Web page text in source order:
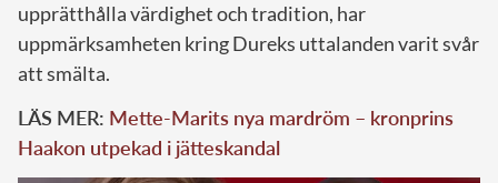
upprätthålla värdighet och tradition, har
uppmärksamheten kring Dureks uttalanden varit svår
att smälta.
LÄS MER: Mette-Marits nya mardröm – kronprins
Haakon utpekad i jätteskandal